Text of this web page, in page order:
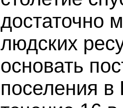
достаточно
людских
основать
поселения